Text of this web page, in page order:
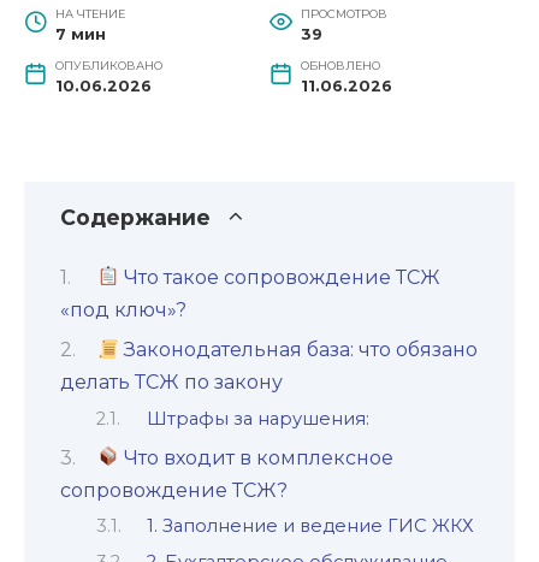
НА ЧТЕНИЕ
7 мин
ПРОСМОТРОВ
39
ОПУБЛИКОВАНО
10.06.2026
ОБНОВЛЕНО
11.06.2026
Содержание
Что такое сопровождение ТСЖ
«под ключ»?
Законодательная база: что обязано
делать ТСЖ по закону
Штрафы за нарушения:
Что входит в комплексное
сопровождение ТСЖ?
1. Заполнение и ведение ГИС ЖКХ